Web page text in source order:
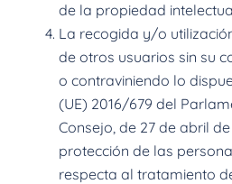
de la propiedad
La recogida y/o
de otros usuarios sin su
o contraviniendo lo
(UE) 2016/679 del
Consejo, de 27 de abril
protección de las
respecta al tratamiento